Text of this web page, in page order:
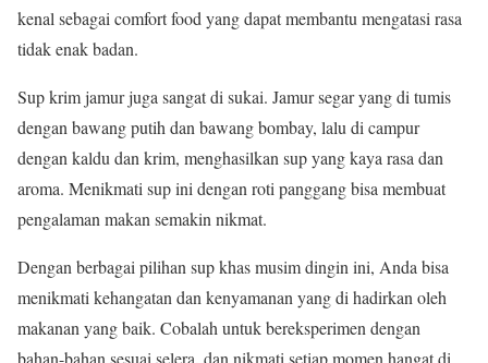
kenal sebagai comfort food yang dapat membantu mengatasi rasa
tidak enak badan.
Sup krim jamur juga sangat di sukai. Jamur segar yang di tumis
dengan bawang putih dan bawang bombay, lalu di campur
dengan kaldu dan krim, menghasilkan sup yang kaya rasa dan
aroma. Menikmati sup ini dengan roti panggang bisa membuat
pengalaman makan semakin nikmat.
Dengan berbagai pilihan sup khas musim dingin ini, Anda bisa
menikmati kehangatan dan kenyamanan yang di hadirkan oleh
makanan yang baik. Cobalah untuk bereksperimen dengan
bahan-bahan sesuai selera, dan nikmati setiap momen hangat di